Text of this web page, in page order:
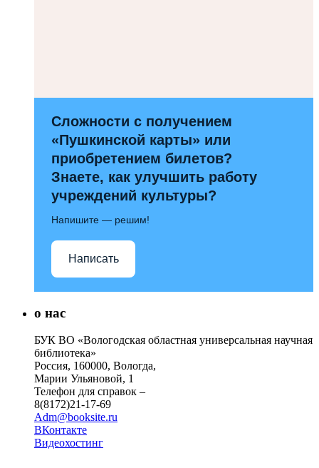
Сложности с получением
«Пушкинской карты» или
приобретением билетов?
Знаете, как улучшить работу
учреждений культуры?
Напишите — решим!
Написать
о нас
БУК ВО «Вологодская областная универсальная научная
библиотека»
Россия, 160000, Вологда,
Марии Ульяновой, 1
Телефон для справок –
8(8172)21-17-69
Adm@booksite.ru
ВКонтакте
Видеохостинг